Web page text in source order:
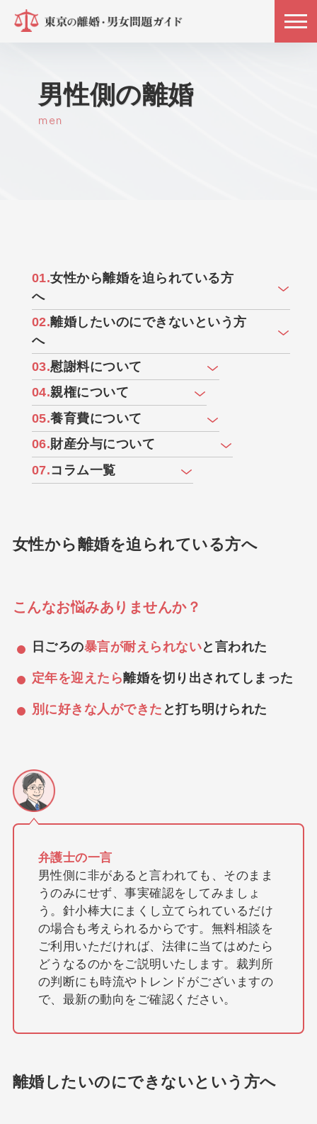
男性側の離婚
men
01.女性から離婚を迫られている⽅
へ
02.離婚したいのにできないという⽅
へ
03.慰謝料について
04.親権について
05.養育費について
06.財産分与について
07.コラム一覧
女性から離婚を迫られている⽅へ
こんなお悩みありませんか？
日ごろの暴言が耐えられないと言われた
定年を迎えたら離婚を切り出されてしまった
別に好きな人ができた と打ち明けられた
弁護士の一言
男性側に非があると言われても、そのまま
うのみにせず、事実確認をしてみましょ
う。針小棒大にまくし立てられているだけ
の場合も考えられるからです。無料相談を
ご利用いただければ、法律に当てはめたら
どうなるのかをご説明いたします。裁判所
の判断にも時流やトレンドがございますの
で、最新の動向をご確認ください。
離婚したいのにできないという⽅へ